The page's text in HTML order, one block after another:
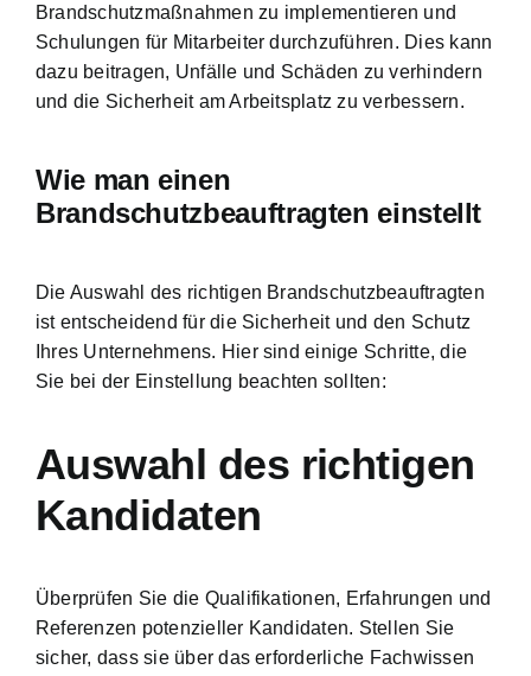
Brandschutzmaßnahmen zu implementieren und
Schulungen für Mitarbeiter durchzuführen. Dies kann
dazu beitragen, Unfälle und Schäden zu verhindern
und die Sicherheit am Arbeitsplatz zu verbessern.
Wie man einen
Brandschutzbeauftragten einstellt
Die Auswahl des richtigen Brandschutzbeauftragten
ist entscheidend für die Sicherheit und den Schutz
Ihres Unternehmens. Hier sind einige Schritte, die
Sie bei der Einstellung beachten sollten:
Auswahl des richtigen
Kandidaten
Überprüfen Sie die Qualifikationen, Erfahrungen und
Referenzen potenzieller Kandidaten. Stellen Sie
sicher, dass sie über das erforderliche Fachwissen